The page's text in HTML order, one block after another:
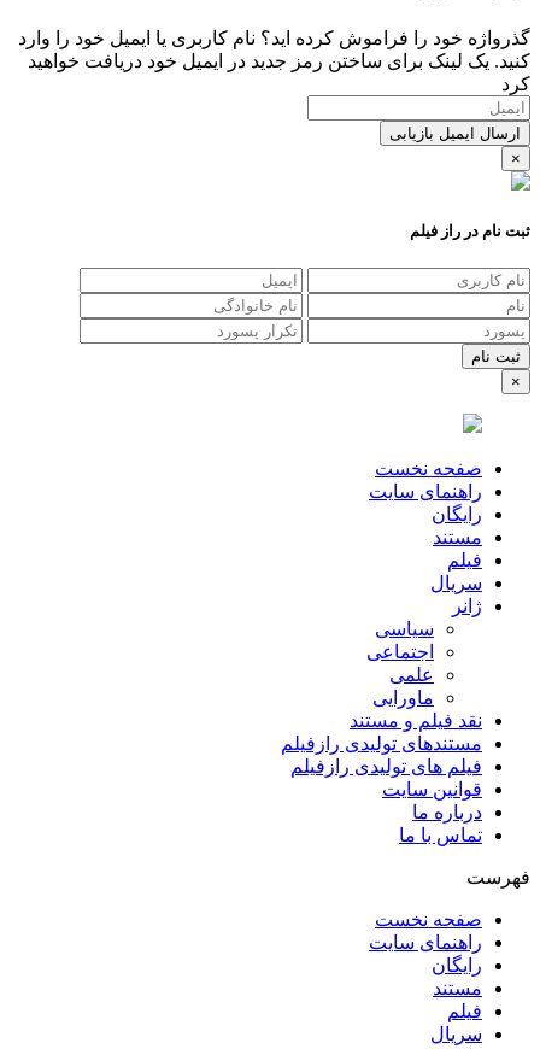
گذرواژه خود را فراموش کرده اید؟ نام کاربری یا ایمیل خود را وارد
کنید. یک لینک برای ساختن رمز جدید در ایمیل خود دریافت خواهید
کرد
ارسال ایمیل بازیابی
×
ثبت نام در راز فیلم
×
صفحه نخست
راهنمای سایت
رایگان
مستند
فیلم
سریال
ژانر
سیاسی
اجتماعی
علمی
ماورایی
نقد فیلم و مستند
مستندهای تولیدی رازفیلم
فیلم های تولیدی رازفیلم
قوانین سایت
درباره ما
تماس با ما
فهرست
صفحه نخست
راهنمای سایت
رایگان
مستند
فیلم
سریال